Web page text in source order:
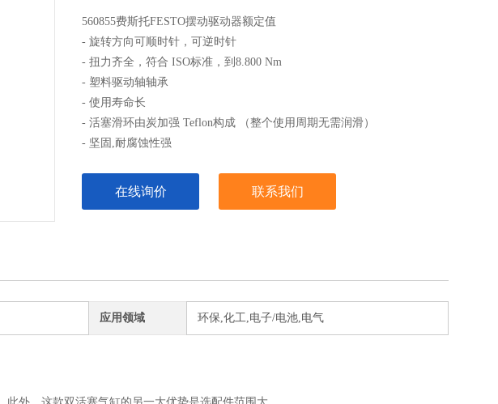
560855费斯托FESTO摆动驱动器额定值
- 旋转方向可顺时针，可逆时针
- 扭力齐全，符合 ISO标准，到8.800 Nm
- 塑料驱动轴轴承
- 使用寿命长
- 活塞滑环由炭加强 Teflon构成 （整个使用周期无需润滑）
- 坚固,耐腐蚀性强
在线询价 联系我们
应用领域 环保,化工,电子/电池,电气